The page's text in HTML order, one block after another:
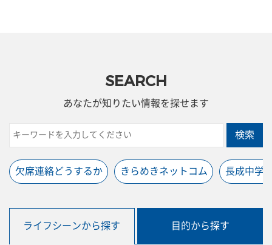
SEARCH
あなたが知りたい情報を探せます
検索
欠席連絡どうするか きらめきネットコム 長成中学
ライフシーンから探す 目的から探す